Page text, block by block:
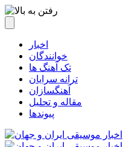
اخبار
خوانندگان
تک آهنگ ها
ترانه سرایان
آهنگسازان
مقاله و تحلیل
پیوندها